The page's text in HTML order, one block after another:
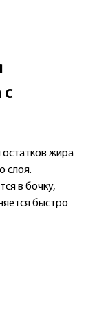
с
остатков жира
слоя.
в бочку,
быстро